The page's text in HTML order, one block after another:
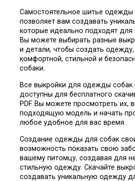
Самостоятельное шитье одежды
позволяет вам создавать
которые идеально подходят для
Вы можете выбирать разные
и детали, чтобы создать
комфортной, стильной и
собаки.
Все выкройки для одежды собак
доступны для бесплатного
PDF. Вы можете просмотреть их,
подходящую модель и начать
любое удобное для вас время.
Создание одежды для собак
возможность показать свою
вашему питомцу, создавая для
стильную одежду. Скачайте
создавать уникальную одежду